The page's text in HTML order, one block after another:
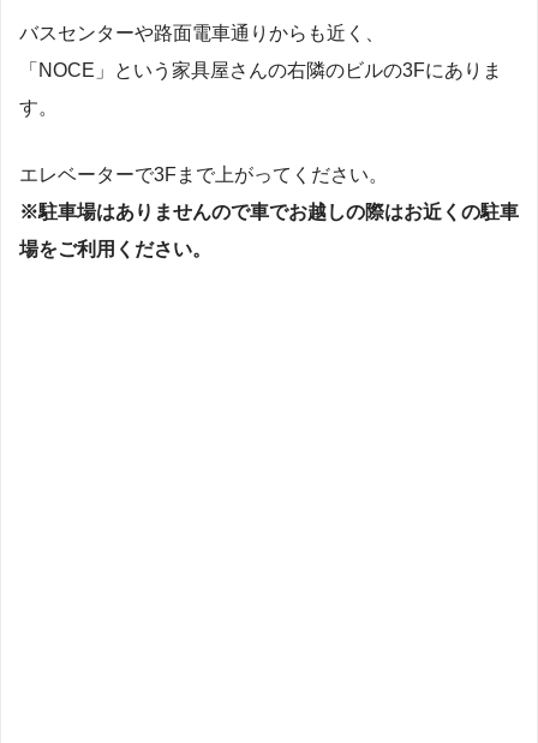
バスセンターや路面電車通りからも近く、
「NOCE」という家具屋さんの右隣のビルの3Fにありま
す。
エレベーターで3Fまで上がってください。
※駐車場はありませんので車でお越しの際はお近くの駐車
場をご利用ください。